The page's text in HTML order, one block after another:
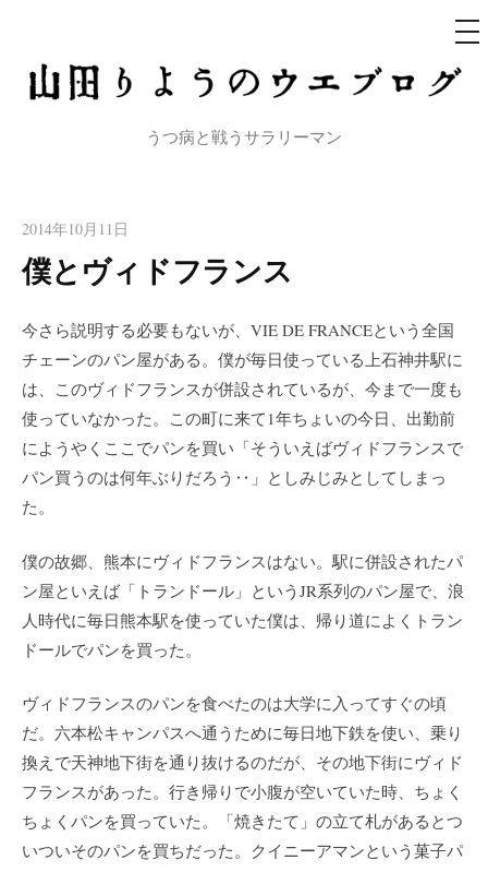
ン
ス
キ
プ
うつ病と戦うサラリーマン
メ
ニ
2014年10月11日
僕とヴィドフランス
今さら説明する必要もないが、VIE DE FRANCEという全国
チェーンのパン屋がある。僕が毎日使っている上石神井駅に
は、このヴィドフランスが併設されているが、今まで一度も
使っていなかった。この町に来て1年ちょいの今日、出勤前
にようやくここでパンを買い「そういえばヴィドフランスで
パン買うのは何年ぶりだろう‥」としみじみとしてしまっ
た。
僕の故郷、熊本にヴィドフランスはない。駅に併設されたパ
ン屋といえば「トランドール」というJR系列のパン屋で、浪
人時代に毎日熊本駅を使っていた僕は、帰り道によくトラン
ドールでパンを買った。
ヴィドフランスのパンを食べたのは大学に入ってすぐの頃
だ。六本松キャンパスへ通うために毎日地下鉄を使い、乗り
換えで天神地下街を通り抜けるのだが、その地下街にヴィド
フランスがあった。行き帰りで小腹が空いていた時、ちょく
ちょくパンを買っていた。「焼きたて」の立て札があるとつ
いついそのパンを買ちだった。クイニーアマンという菓子パ